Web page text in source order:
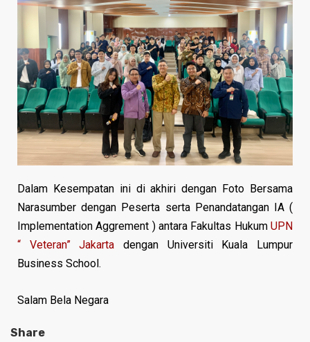
Dalam Kesempatan ini di akhiri dengan Foto Bersama
Narasumber dengan Peserta serta Penandatangan IA (
Implementation Aggrement ) antara Fakultas Hukum UPN
“ Veteran” Jakarta dengan Universiti Kuala Lumpur
Business School.
Salam Bela Negara
Share